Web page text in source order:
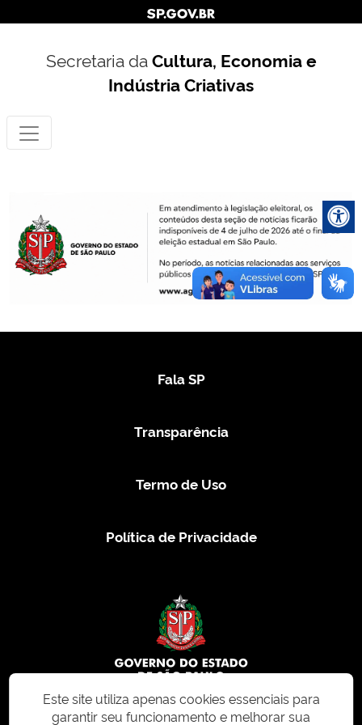
Secretaria daCultura, Economia e
Indústria Criativas
Fala SP
Transparência
Termo de Uso
Política de Privacidade
Este site utiliza apenas cookies essenciais para
garantir seu funcionamento e melhorar sua